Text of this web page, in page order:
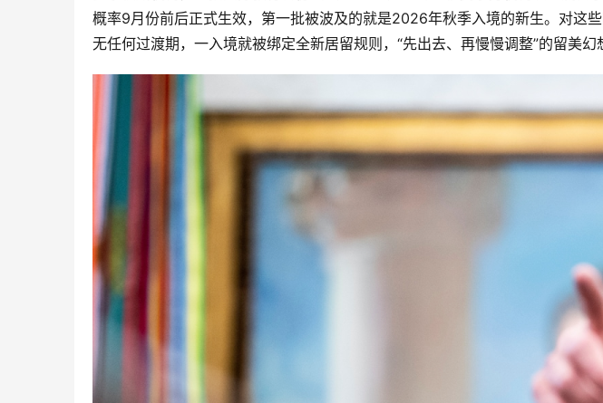
概率9月份前后正式生效，第一批被波及的就是2026年秋季入境的新生。对这
无任何过渡期，一入境就被绑定全新居留规则，“先出去、再慢慢调整”的留美幻